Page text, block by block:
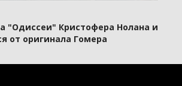
"Одиссеи" Кристофера Нолана и
от оригинала Гомера